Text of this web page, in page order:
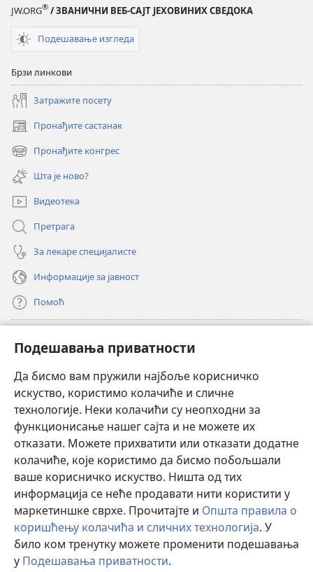
Подешавања приватности
Да бисмо вам пружили најбоље корисничко
искуство, користимо колачиће и сличне
технологије. Неки колачићи су неопходни за
функционисање нашег сајта и не можете их
отказати. Можете прихватити или отказати додатне
колачиће, које користимо да бисмо побољшали
ваше корисничко искуство. Ништа од тих
информација се неће продавати нити користити у
маркетиншке сврхе. Прочитајте и Општа правила о
коришћењу колачића и сличних технологија. У
било ком тренутку можете променити подешавања
у Подешавања приватности.
JW.ORG® / ЗВАНИЧНИ ВЕБ-САЈТ ЈЕХОВИНИХ СВЕДОКА
Подешавање изгледа
Брзи линкови
Затражите посету
Пронађите састанак
(отвара
нови
прозор)
Пронађите конгрес
(отвара
нови
прозор)
Шта је ново?
Видеотека
Претрага
За лекаре специјалисте
Информације за јавност
Помоћ
(отвара
нови
прозор)ОНЛАЈН БИБЛИОТЕКА Watchtower
(отвара
нови
прозор)JW Hub®
(отвара
нови
прозор)JW Library
Watchtower Library ®
Copyright© 2026 Watch Tower Bible and Tract Society of Pennsylvania.
ПРАВИЛА КОРИШЋЕЊА|ПРИВАТНОСТ
ПРИВАТНОСТИ